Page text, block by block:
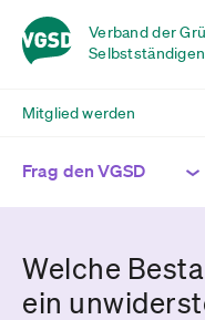
Verband der
Mitglied werden
Frag den VGSD
Welche
ein